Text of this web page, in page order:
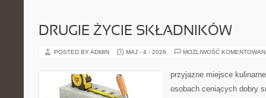
DRUGIE ŻYCIE SKŁADNIKÓW
POSTED BY ADMIN MAJ - 4 - 2026 MOŻLIWOŚĆ
przyjazne miejsce
osobach ceniących dobry